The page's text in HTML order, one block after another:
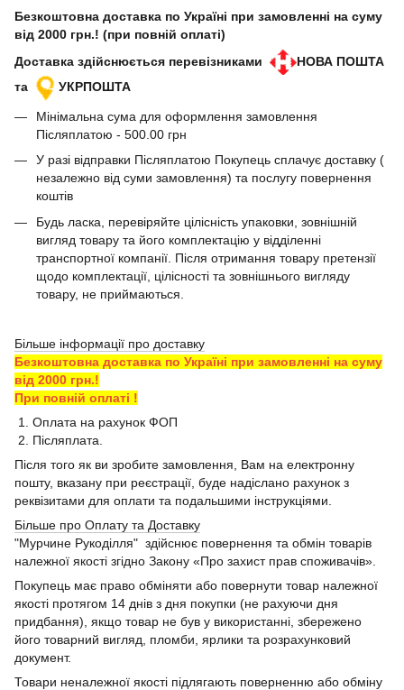
Безкоштовна доставка по Україні при замовленні на суму
від 2000 грн.! (при повній оплаті)
Доставка здійснюється перевізниками
НОВА ПОШТА
та
УКРПОШТА
Мінімальна сума для оформлення замовлення
Післяплатою - 500.00 грн
У разі відправки Післяплатою Покупець сплачує доставку (
незалежно від суми замовлення) та послугу повернення
коштів
Будь ласка, перевіряйте цілісність упаковки, зовнішній
вигляд товару та його комплектацію у відділенні
транспортної компанії. Після отримання товару претензії
щодо комплектації, цілісності та зовнішнього вигляду
товару, не приймаються.
Більше інформації про доставку
Безкоштовна доставка по Україні при замовленні на суму
від 2000 грн.!
При повній оплаті !
1. Оплата на рахунок ФОП
2. Післяплата.
Після того як ви зробите замовлення, Вам на електронну
пошту, вказану при реєстрації, буде надіслано рахунок з
реквізитами для оплати та подальшими інструкціями.
Більше про Оплату та Доставку
"Мурчине Рукоділля" здійснює повернення та обмін товарів
належної якості згідно Закону «Про захист прав споживачів».
Покупець має право обміняти або повернути товар належної
якості протягом 14 днів з дня покупки (не рахуючи дня
придбання), якщо товар не був у використанні, збережено
його товарний вигляд, пломби, ярлики та розрахунковий
документ.
Товари неналежної якості підлягають поверненню або обміну